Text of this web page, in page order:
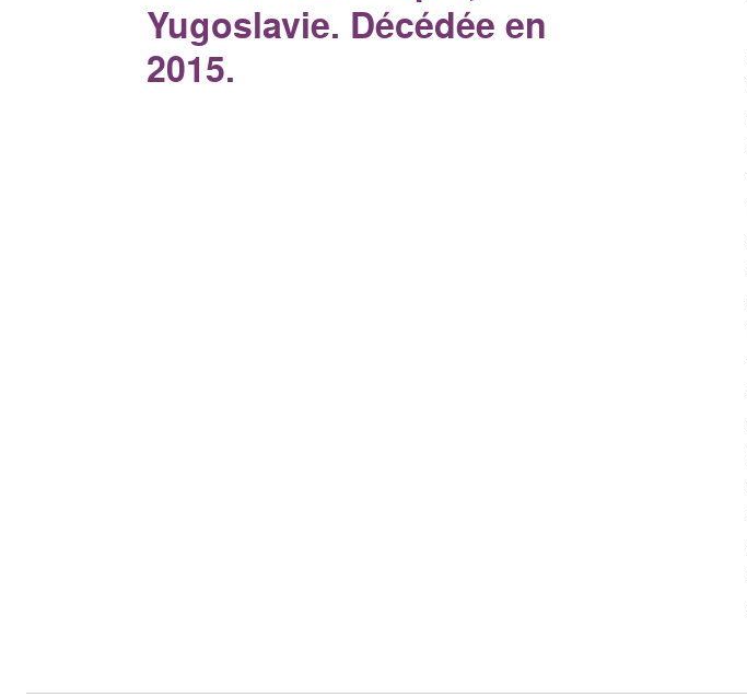
Yugoslavie. Décédée en
2015.